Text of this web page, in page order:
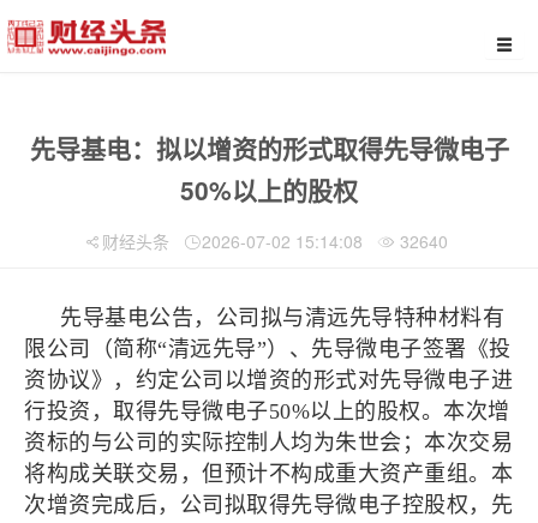
先导基电：拟以增资的形式取得先导微电子
50%以上的股权
财经头条 2026-07-02 15:14:08 32640
先导基电公告，公司拟与清远先导特种材料有
限公司（简称“清远先导”）、先导微电子签署《投
资协议》，约定公司以增资的形式对先导微电子进
行投资，取得先导微电子50%以上的股权。本次增
资标的与公司的实际控制人均为朱世会；本次交易
将构成关联交易，但预计不构成重大资产重组。本
次增资完成后，公司拟取得先导微电子控股权，先